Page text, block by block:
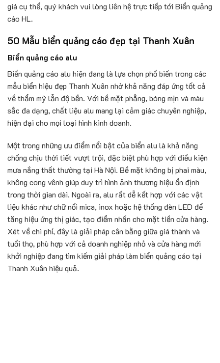
giá cụ thể, quý khách vui lòng liên hệ trực tiếp tới Biển quảng
cáo HL.
50 Mẫu biển quảng cáo đẹp tại Thanh Xuân
Biển quảng cáo alu
Biển quảng cáo alu hiện đang là lựa chọn phổ biến trong các
mẫu biển hiệu đẹp Thanh Xuân nhờ khả năng đáp ứng tốt cả
về thẩm mỹ lẫn độ bền. Với bề mặt phẳng, bóng mịn và màu
sắc đa dạng, chất liệu alu mang lại cảm giác chuyên nghiệp,
hiện đại cho mọi loại hình kinh doanh.
Một trong những ưu điểm nổi bật của biển alu là khả năng
chống chịu thời tiết vượt trội, đặc biệt phù hợp với điều kiện
mưa nắng thất thường tại Hà Nội. Bề mặt không bị phai màu,
không cong vênh giúp duy trì hình ảnh thương hiệu ổn định
trong thời gian dài. Ngoài ra, alu rất dễ kết hợp với các vật
liệu khác như chữ nổi mica, inox hoặc hệ thống đèn LED để
tăng hiệu ứng thị giác, tạo điểm nhấn cho mặt tiền cửa hàng.
Xét về chi phí, đây là giải pháp cân bằng giữa giá thành và
tuổi thọ, phù hợp với cả doanh nghiệp nhỏ và cửa hàng mới
khởi nghiệp đang tìm kiếm giải pháp làm biển quảng cáo tại
Thanh Xuân hiệu quả.